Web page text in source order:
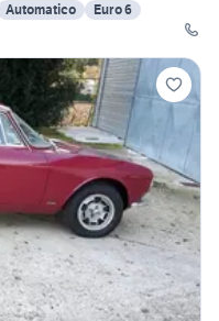
Automatico
Euro 6